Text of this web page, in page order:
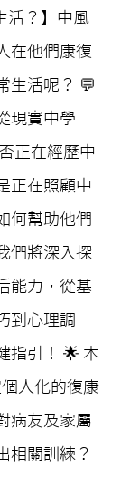
活？】中風
在他們康復
生活呢？ 💬
現實中學
正在經歷中
正在照顧中
何幫助他們
們將深入探
能力，從基
到心理調
指引！ 🌟 本
人化的復康
病友及家屬
相關訓練？